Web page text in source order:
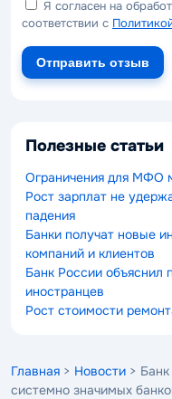
Я согласен на
соответствии с
Отправить отзыв
Полезные статьи
Ограничения для МФО
Рост зарплат не
падения
Банки получат новые
компаний и клиентов
Банк России объяснил
иностранцев
Рост стоимости
Главная > Новости >
системно значимых